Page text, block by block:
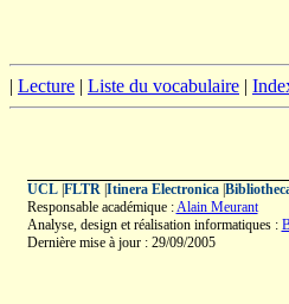
| Lecture | Liste du vocabulaire |
UCL| FLTR| Itinera Electronica|
Responsable académique :Alain Meurant
Analyse, design et réalisation informatiques :
Dernière mise à jour : 29/09/2005